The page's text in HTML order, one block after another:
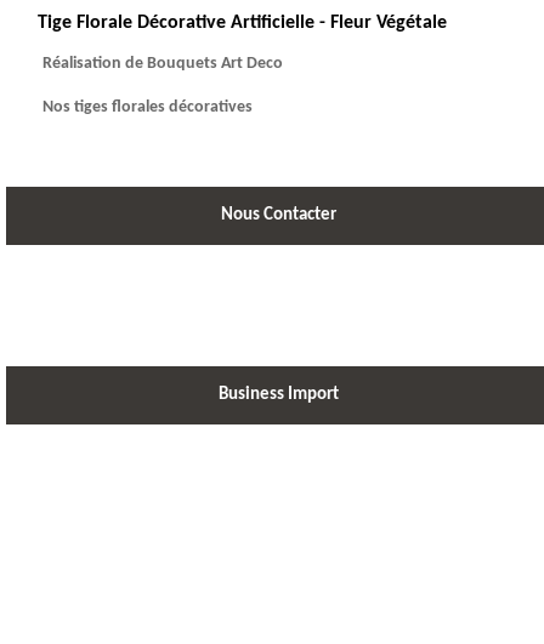
Tige Florale Décorative Artificielle - Fleur Végétale
Réalisation de Bouquets Art Deco
Nos tiges florales décoratives
Nous Contacter
Business Import